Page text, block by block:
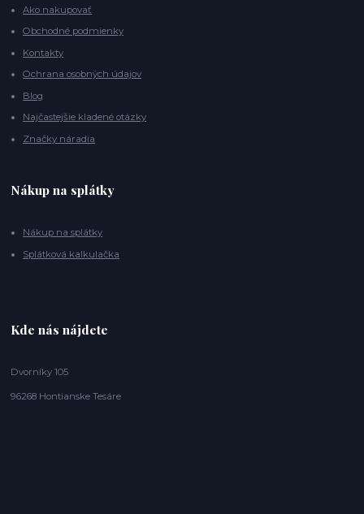
Ako nakupovať
Obchodné podmienky
Kontakty
Ochrana osobných údajov
Blog
Najčastejšie kladené otázky
Značky náradia
Nákup na splátky
Nákup na splátky
Splátková kalkulačka
Kde nás nájdete
Dvorníky 105
96268 Hontianske Tesáre